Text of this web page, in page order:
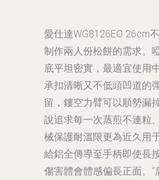
愛仕達WG8126EO 26cm
制作兩人份松餅的需求。
底平坦密實，最適宜使用
承扣清晰又不低頭凹道的
留，鏤空力臂可以順勢漏
說追求每一次蒸煎不連粒
械保護耐溫限更為近久用
給鋁全傳導至手柄即使長
傷害體會體感偏長正面。